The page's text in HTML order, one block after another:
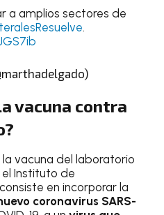
a amplios sectores de
.
vacuna contra
vacuna del laboratorio
el Instituto de
en incorporar la
coronavirus SARS-